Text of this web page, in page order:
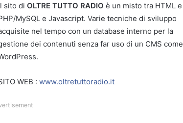
sito diOLTRE TUTTO RADIO è un misto tra HTML e
MySQL e Javascript. Varie tecniche di sviluppo
nel tempo con un database interno per la
dei contenuti senza far uso di un CMS come
WEB :www.oltretuttoradio.it